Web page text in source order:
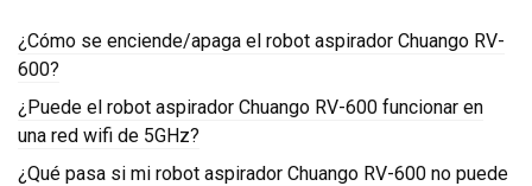
¿Cómo se enciende/apaga el robot aspirador Chuango RV-
600?
¿Puede el robot aspirador Chuango RV-600 funcionar en
una red wifi de 5GHz?
¿Qué pasa si mi robot aspirador Chuango RV-600 no puede